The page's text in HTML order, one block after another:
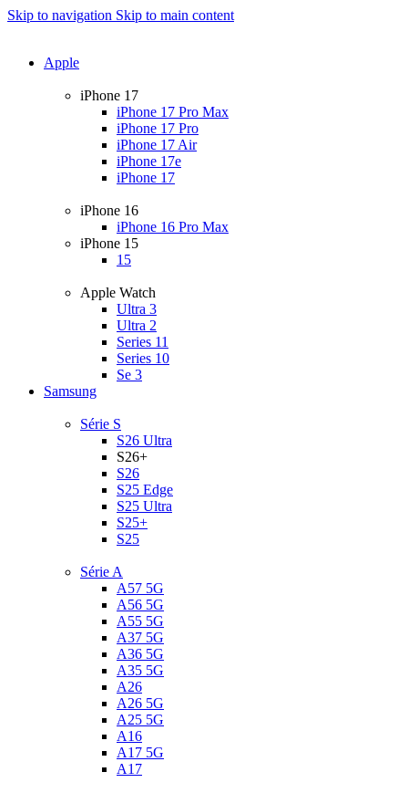
Skip to navigation Skip to main content
Apple
iPhone 17
iPhone 17 Pro Max
iPhone 17 Pro
iPhone 17 Air
iPhone 17e
iPhone 17
iPhone 16
iPhone 16 Pro Max
iPhone 15
15
Apple Watch
Ultra 3
Ultra 2
Series 11
Series 10
Se 3
Samsung
Série S
S26 Ultra
S26+
S26
S25 Edge
S25 Ultra
S25+
S25
Série A
A57 5G
A56 5G
A55 5G
A37 5G
A36 5G
A35 5G
A26
A26 5G
A25 5G
A16
A17 5G
A17